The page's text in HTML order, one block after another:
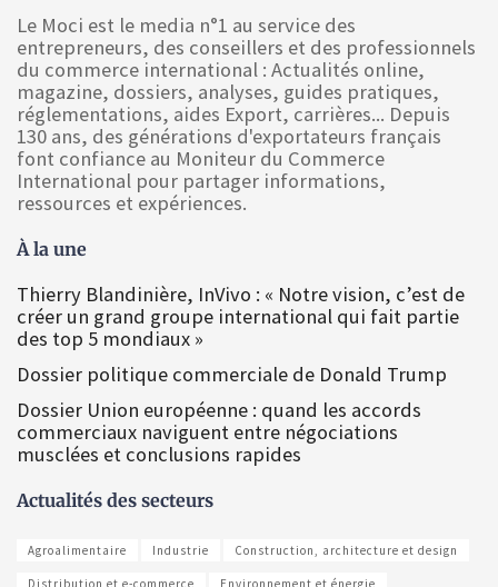
Le Moci est le media n°1 au service des
entrepreneurs, des conseillers et des professionnels
du commerce international : Actualités online,
magazine, dossiers, analyses, guides pratiques,
réglementations, aides Export, carrières... Depuis
130 ans, des générations d'exportateurs français
font confiance au Moniteur du Commerce
International pour partager informations,
ressources et expériences.
À la une
Thierry Blandinière, InVivo : « Notre vision, c’est de
créer un grand groupe international qui fait partie
des top 5 mondiaux »
Dossier politique commerciale de Donald Trump
Dossier Union européenne : quand les accords
commerciaux naviguent entre négociations
musclées et conclusions rapides
Actualités des secteurs
Agroalimentaire Industrie Construction, architecture et design
Distribution et e-commerce Environnement et énergie